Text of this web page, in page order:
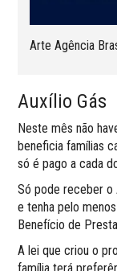
Arte Agência
Auxílio Gás
Neste mês não
beneficia famílias
só é pago a cada
Só pode receber o
e tenha pelo
Benefício de
A lei que criou o